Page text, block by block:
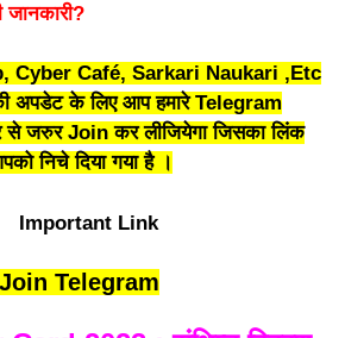
जानकारी?
Cyber Café, Sarkari Naukari ,Etc
अपडेट के लिए आप हमारे Telegram
जरुर Join कर लीजियेगा जिसका लिंक
निचे दिया गया है ।
Join Telegram